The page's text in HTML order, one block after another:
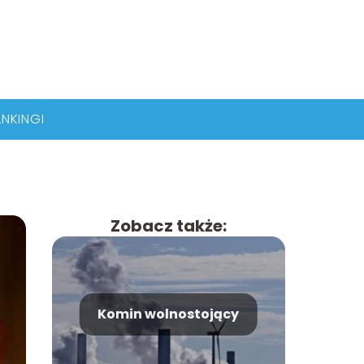
Zobacz także:
Komin wolnostojący